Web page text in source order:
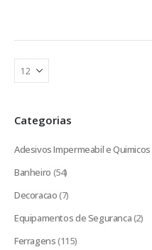
Categorias
Adesivos Impermeabil e Quimicos
Banheiro (54)
Decoracao(7)
Equipamentos de Seguranca(2)
Ferragens(115)